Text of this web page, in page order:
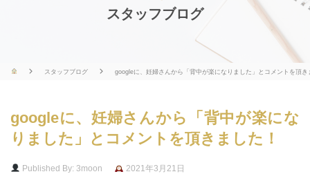
展
用
ボ
スタッフブログ
スタッフブログ googleに、妊婦さんから「背中が楽になりました」とコメントを頂き
googleに、妊婦さんから「背中が楽にな
りました」とコメントを頂きました！
Published By: 3moon
2021年3月21日